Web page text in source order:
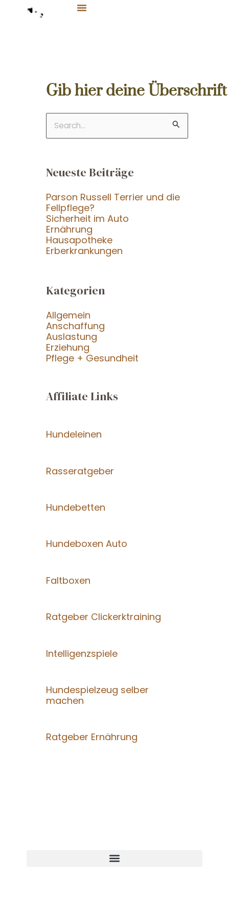
Gib hier deine
Suchen
nach:
Neueste Beiträge
Parson Russell Terrier und die
Fellpflege?
Sicherheit im Auto
Ernährung
Hausapotheke
Erberkrankungen
Kategorien
Allgemein
Anschaffung
Auslastung
Erziehung
Pflege + Gesundheit
Affiliate Links
Hundeleinen
Rasseratgeber
Hundebetten
Hundeboxen Auto
Faltboxen
Ratgeber Clickerktraining
Intelligenzspiele
Hundespielzeug selber
machen
Ratgeber Ernährung